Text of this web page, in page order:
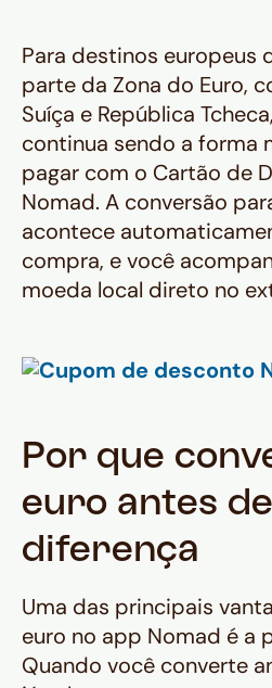
Para destinos europeus
parte da Zona do Euro,
Suíça e República
continua sendo a forma
pagar com o Cartão de
Nomad. A conversão
acontece
compra, e você
moeda local direto no
Por que
euro antes
diferença
Uma das principais
euro no app Nomad é a
Quando você converte